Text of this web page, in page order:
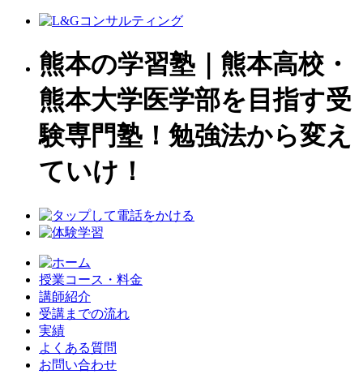
熊本の学習塾｜熊本高校・
熊本大学医学部を目指す受
験専門塾！勉強法から変え
ていけ！
授業コース・料金
講師紹介
受講までの流れ
実績
よくある質問
お問い合わせ